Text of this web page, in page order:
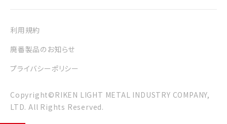
利用規約
廃番製品のお知らせ
プライバシーポリシー
Copyright©RIKEN LIGHT METAL INDUSTRY COMPANY,
LTD. All Rights Reserved.